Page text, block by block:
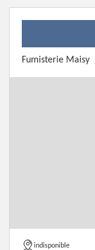
Fumisterie Maisy
indisponible